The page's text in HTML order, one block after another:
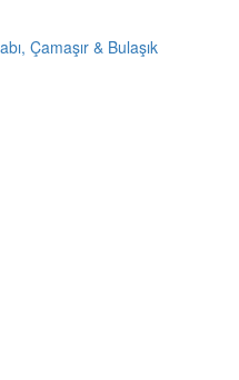
Çamaşır & Bulaşık